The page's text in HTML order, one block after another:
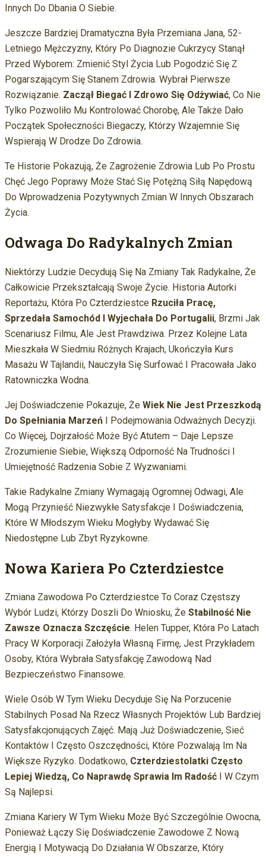
Innych Do Dbania O Siebie.
Jeszcze Bardziej Dramatyczna Była Przemiana Jana, 52-
Letniego Mężczyzny, Który Po Diagnozie Cukrzycy Stanął
Przed Wyborem: Zmienić Styl Życia Lub Pogodzić Się Z
Pogarszającym Się Stanem Zdrowia. Wybrał Pierwsze
Rozwiązanie. Zaczął Biegać I Zdrowo Się Odżywiać, Co Nie
Tylko Pozwoliło Mu Kontrolować Chorobę, Ale Także Dało
Początek Społeczności Biegaczy, Którzy Wzajemnie Się
Wspierają W Drodze Do Zdrowia.
Te Historie Pokazują, Że Zagrożenie Zdrowia Lub Po Prostu
Chęć Jego Poprawy Może Stać Się Potężną Siłą Napędową
Do Wprowadzenia Pozytywnych Zmian W Innych Obszarach
Życia.
Odwaga Do Radykalnych Zmian
Niektórzy Ludzie Decydują Się Na Zmiany Tak Radykalne, Że
Całkowicie Przekształcają Swoje Życie. Historia Autorki
Reportażu, Która Po Czterdziestce Rzuciła Pracę,
Sprzedała Samochód I Wyjechała Do Portugalii, Brzmi Jak
Scenariusz Filmu, Ale Jest Prawdziwa. Przez Kolejne Lata
Mieszkała W Siedmiu Różnych Krajach, Ukończyła Kurs
Masażu W Tajlandii, Nauczyła Się Surfować I Pracowała Jako
Ratowniczka Wodna.
Jej Doświadczenie Pokazuje, Że Wiek Nie Jest Przeszkodą
Do Spełniania Marzeń I Podejmowania Odważnych Decyzji.
Co Więcej, Dojrzałość Może Być Atutem – Daje Lepsze
Zrozumienie Siebie, Większą Odporność Na Trudności I
Umiejętność Radzenia Sobie Z Wyzwaniami.
Takie Radykalne Zmiany Wymagają Ogromnej Odwagi, Ale
Mogą Przynieść Niezwykłe Satysfakcje I Doświadczenia,
Które W Młodszym Wieku Mogłyby Wydawać Się
Niedostępne Lub Zbyt Ryzykowne.
Nowa Kariera Po Czterdziestce
Zmiana Zawodowa Po Czterdziestce To Coraz Częstszy
Wybór Ludzi, Którzy Doszli Do Wniosku, Że Stabilność Nie
Zawsze Oznacza Szczęście. Helen Tupper, Która Po Latach
Pracy W Korporacji Założyła Własną Firmę, Jest Przykładem
Osoby, Która Wybrała Satysfakcję Zawodową Nad
Bezpieczeństwo Finansowe.
Wiele Osób W Tym Wieku Decyduje Się Na Porzucenie
Stabilnych Posad Na Rzecz Własnych Projektów Lub Bardziej
Satysfakcjonujących Zajęć. Mają Już Doświadczenie, Sieć
Kontaktów I Często Oszczędności, Które Pozwalają Im Na
Większe Ryzyko. Dodatkowo, Czterdziestolatki Często
Lepiej Wiedzą, Co Naprawdę Sprawia Im Radość I W Czym
Są Najlepsi.
Zmiana Kariery W Tym Wieku Może Być Szczególnie Owocna,
Ponieważ Łączy Się Doświadczenie Zawodowe Z Nową
Energią I Motywacją Do Działania W Obszarze, Który